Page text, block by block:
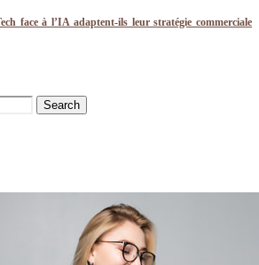
face à l’IA adaptent-ils leur stratégie commerciale